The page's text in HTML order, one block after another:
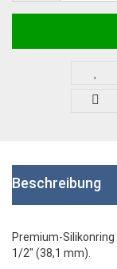
Beschreibung
Premium-
1/2" (38,1 mm).